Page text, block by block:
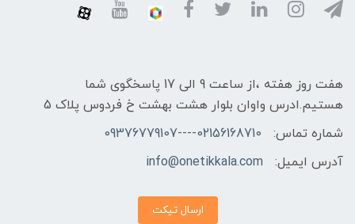
هفت روز هفته ،از ساعت 9 الی 17 پاسخگوی شما
هستیم.ادرس واوان بلوار هشت بهشت خ فردوس پلاک 5
شماره تماس:
02156168710----09376779107
آدرس ایمیل:
info@onetikkala.com
ارسال تیکت